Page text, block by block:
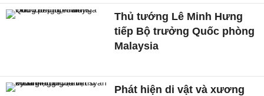
Thủ tướng Lê Minh Hưng
tiếp Bộ trưởng Quốc phòng
Malaysia
Phát hiện di vật và xương